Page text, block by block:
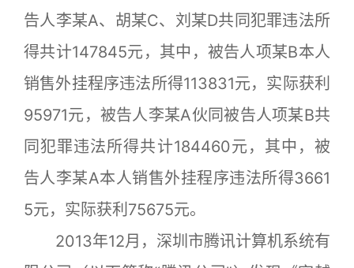
告人李某A、胡某C、刘某D共同犯罪违法所
得共计147845元，其中，被告人项某B本人
销售外挂程序违法所得113831元，实际获利
95971元，被告人李某A伙同被告人项某B共
同犯罪违法所得共计184460元，其中，被
告人李某A本人销售外挂程序违法所得3661
5元，实际获利75675元。
2013年12月，深圳市腾讯计算机系统有